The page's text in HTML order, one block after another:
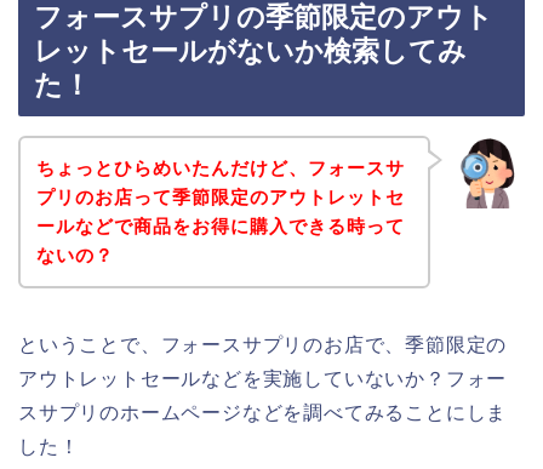
フォースサプリの季節限定のアウト
レットセールがないか検索してみ
た！
ちょっとひらめいたんだけど、フォースサ
プリのお店って季節限定のアウトレットセ
ールなどで商品をお得に購入できる時って
ないの？
ということで、フォースサプリのお店で、季節限定の
アウトレットセールなどを実施していないか？フォー
スサプリのホームページなどを調べてみることにしま
した！